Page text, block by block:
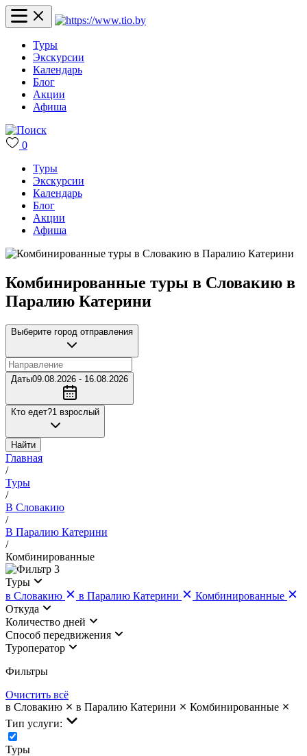
Туры
Экскурсии
Календарь
Блог
Акции
Афиша
0
Туры
Экскурсии
Календарь
Блог
Акции
Афиша
Комбинированные туры в Словакию в
Паралию Катерини
Выберите город отправления
Даты09.08.2026 - 16.08.2026
Кто едет?1 взрослый
Найти
Главная
/
Туры
/
В Словакию
/
В Паралию Катерини
/
Комбинированные
3
Туры
в Словакию
в Паралию Катерини
Комбинированные
Откуда
Количество дней
Cпособ передвижения
Туроператор
Фильтры
Очистить всё
в Словакию
в Паралию Катерини
Комбинированные
Тип услуги:
Туры